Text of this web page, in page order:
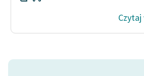
Czytaj